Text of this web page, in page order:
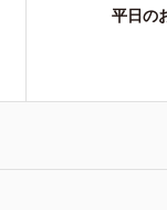
平日の